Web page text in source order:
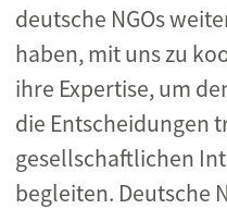
deutsche NGOs
haben, mit uns zu
ihre Expertise, um
die Entscheidungen
gesellschaftlichen
begleiten. Deutsche